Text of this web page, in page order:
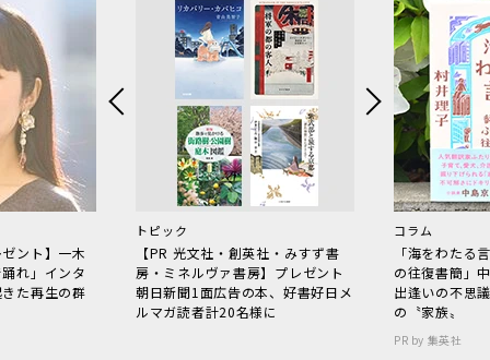
ント】一木
れ」インタ
た再生の群
トピック
【PR 光文社・創英社・みすず書
房・ミネルヴァ書房】プレゼント
朝日新聞1面広告の本、好書好日メ
ルマガ読者計20名様に
コラム
「海をわた
の往復書簡」
出逢いの不思
の〝家族〟
PR by 集英社